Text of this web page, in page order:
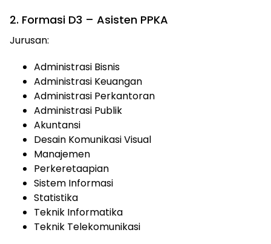
2. Formasi D3 – Asisten PPKA
Jurusan:
Administrasi Bisnis
Administrasi Keuangan
Administrasi Perkantoran
Administrasi Publik
Akuntansi
Desain Komunikasi Visual
Manajemen
Perkeretaapian
Sistem Informasi
Statistika
Teknik Informatika
Teknik Telekomunikasi